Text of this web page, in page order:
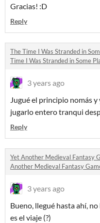
Gracias! :D
Reply
The Time I Was Stranded in
Time I Was Stranded in Some
3 years ago
Jugué el principio nomás
jugarlo entero tranqui
Reply
Yet Another Medieval Fantasy
Another Medieval Fantasy
3 years ago
Bueno, llegué hasta ahí,
es el viaje (?)